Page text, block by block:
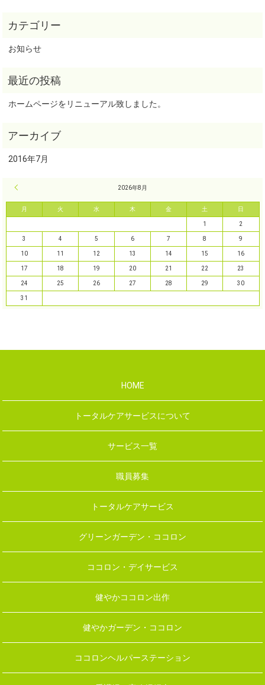
お知らせ
ホームページをリニューアル致しました。
2016年7月
2026年8月
月 火 水 木 金 土 日
1 2
3 4 5 6 7 8 9
10 11 12 13 14 15 16
17 18 19 20 21 22 23
24 25 26 27 28 29 30
31
HOME
トータルケアサービスについて
サービス一覧
職員募集
トータルケアサービス
グリーンガーデン・ココロン
ココロン・デイサービス
健やかココロン出作
健やかガーデン・ココロン
ココロンヘルパーステーション